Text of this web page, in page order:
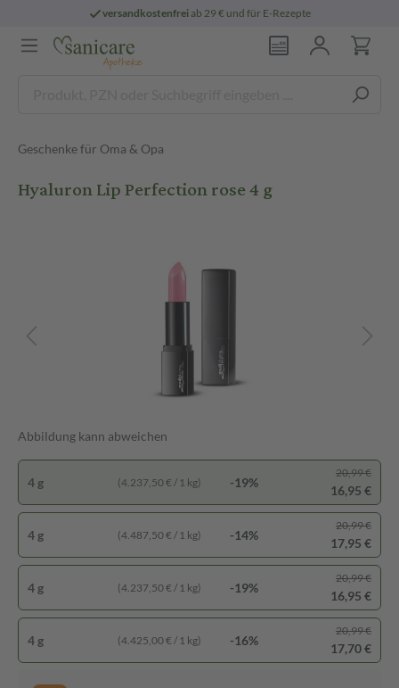
versandkostenfreiab 29 € und für E-Rezepte
Geschenke für Oma & Opa
Hyaluron Lip Perfection rose 4 g
Abbildung kann abweichen
4 g (4.237,50 € / 1 kg) -19%
20,99 €
16,95 €
4 g (4.487,50 € / 1 kg) -14%
20,99 €
17,95 €
4 g (4.237,50 € / 1 kg) -19%
20,99 €
16,95 €
4 g (4.425,00 € / 1 kg) -16%
20,99 €
17,70 €